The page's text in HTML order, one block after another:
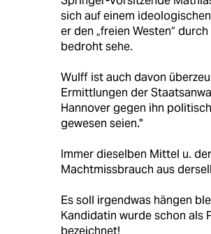
sich auf einem
er den „freien Westen“
bedroht sehe.
Wulff ist auch davon
Ermittlungen der
Hannover gegen ihn
gewesen seien."
Immer dieselben Mittel u.
Machtmissbrauch aus
Es soll irgendwas hängen
Kandidatin wurde schon als
bezeichnet!